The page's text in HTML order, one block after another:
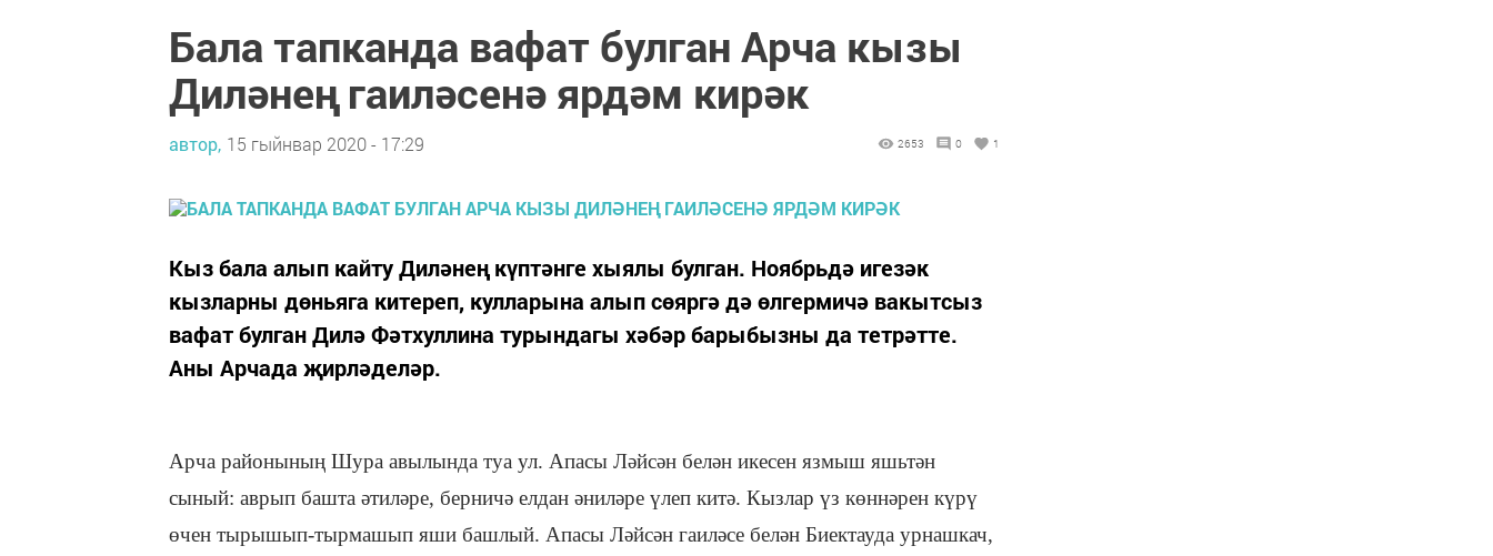
Бала тапканда вафат булган Арча кызы
Диләнең гаиләсенә ярдәм кирәк
автор, 15 гыйнвар 2020 - 17:29 2653 0 1
Кыз бала алып кайту Диләнең күптәнге хыялы булган. Ноябрьдә игезәк
кызларны дөньяга китереп, кулларына алып сөяргә дә өлгермичә вакытсыз
вафат булган Дилә Фәтхуллина турындагы хәбәр барыбызны да тетрәтте.
Аны Арчада җирләделәр.
Арча районының Шура авылында туа ул. Апасы Ләйсән белән икесен язмыш яшьтән
сыный: аврып башта әтиләре, берничә елдан әниләре үлеп китә. Кызлар үз көннәрен күрү
өчен тырышып-тырмашып яши башлый. Апасы Ләйсән гаиләсе белән Биектауда урнашкач,